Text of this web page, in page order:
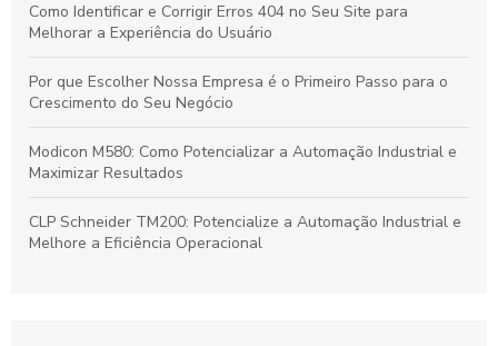
Como Identificar e Corrigir Erros 404 no Seu Site para
Melhorar a Experiência do Usuário
Por que Escolher Nossa Empresa é o Primeiro Passo para o
Crescimento do Seu Negócio
Modicon M580: Como Potencializar a Automação Industrial e
Maximizar Resultados
CLP Schneider TM200: Potencialize a Automação Industrial e
Melhore a Eficiência Operacional